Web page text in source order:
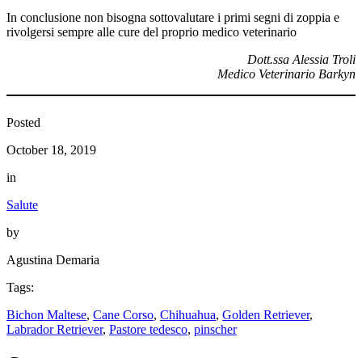
In conclusione non bisogna sottovalutare i primi segni di zoppia e
rivolgersi sempre alle cure del proprio medico veterinario
Dott.ssa Alessia Troli
Medico Veterinario Barkyn
Posted
October 18, 2019
in
Salute
by
Agustina Demaria
Tags:
Bichon Maltese, Cane Corso, Chihuahua, Golden Retriever
Labrador Retriever, Pastore tedesco, pinscher